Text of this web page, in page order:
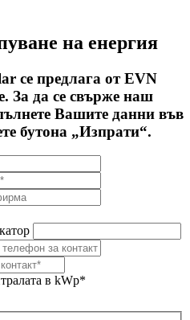
на енергия
се предлага от EVN
За да се свърже наш
Вашите данни във
бутона „Изпрати“.
в kWp*